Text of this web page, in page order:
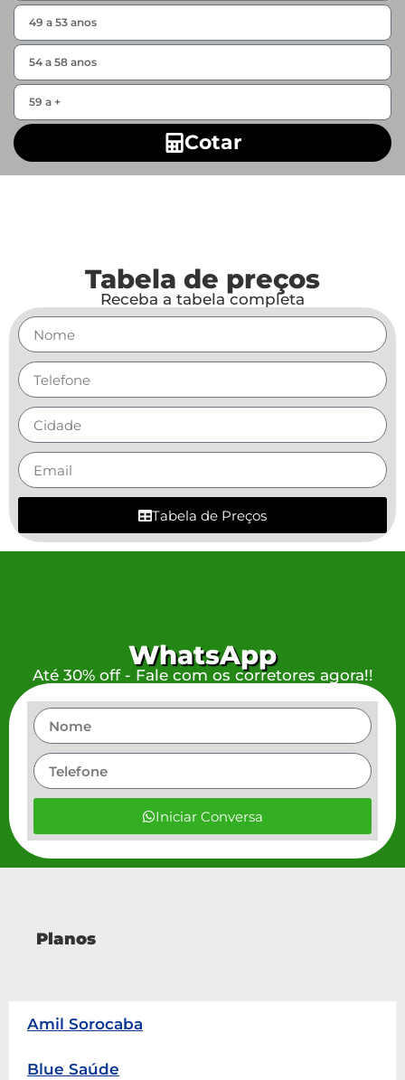
Cotar
Tabela de preços
Receba a tabela completa
Tabela de Preços
WhatsApp
Até 30% off - Fale com os corretores agora!!
Iniciar Conversa
Planos
Amil Sorocaba
Blue Saúde